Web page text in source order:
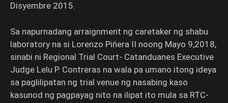
Disyembre 2015.
Sa napurnadang arraignment ng caretaker ng shabu
laboratory na si Lorenzo Piňera II noong Mayo 9,2018,
sinabi ni Regional Trial Court- Catanduanes Executive
Judge Lelu P. Contreras na wala pa umano itong ideya
sa paglilipatan ng trial venue ng nasabing kaso
kasunod ng pagpayag nito na ilipat ito mula sa RTC-